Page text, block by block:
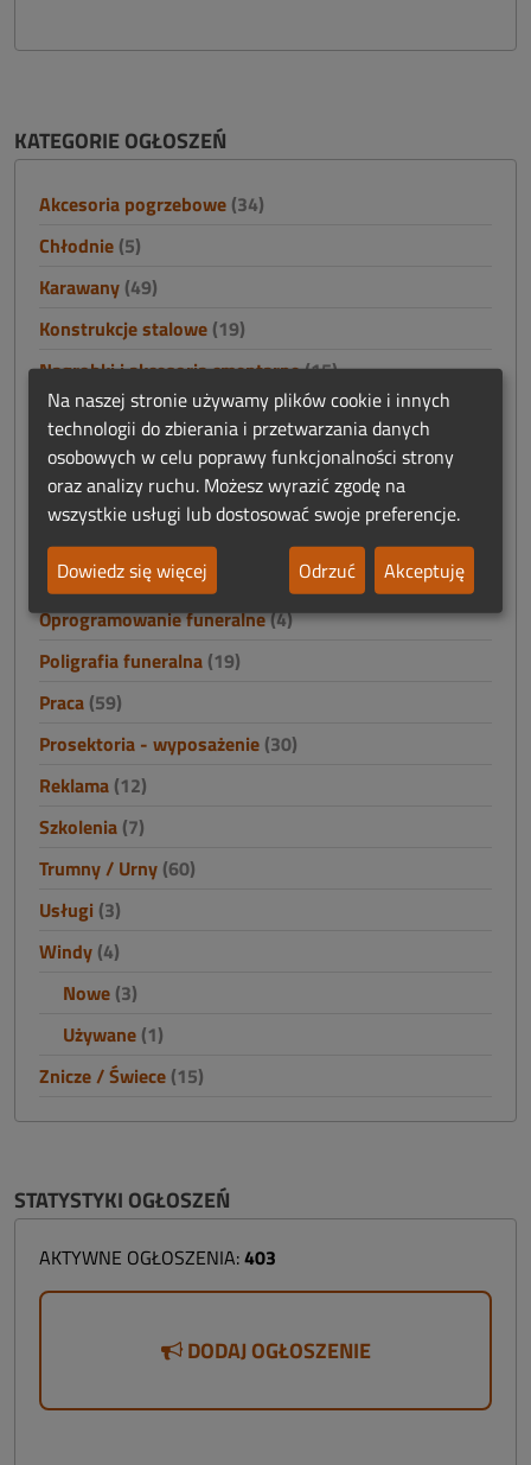
KATEGORIE OGŁOSZEŃ
Akcesoria pogrzebowe (34)
Chłodnie (5)
Karawany (49)
Konstrukcje stalowe (19)
Nagrobki i akcesoria cmentarne(15)
Namioty(0)
Nieruchomości(4)
Odszkodowania i finanse(2)
Oprawa ceremonii(28)
Oprogramowanie funeralne(4)
Poligrafia funeralna (19)
Praca (59)
Prosektoria - wyposażenie (30)
Reklama (12)
Szkolenia (7)
Trumny / Urny (60)
Usługi (3)
Windy (4)
Nowe (3)
Używane (1)
Znicze / Świece (15)
STATYSTYKI OGŁOSZEŃ
AKTYWNE OGŁOSZENIA:403
DODAJ OGŁOSZENIE
Na naszej stronie używamy plików cookie i innych
technologii do zbierania i przetwarzania danych
osobowych w celu poprawy funkcjonalności strony
oraz analizy ruchu. Możesz wyrazić zgodę na
wszystkie usługi lub dostosować swoje preferencje.
Dowiedz się więcej
Odrzuć Akceptuję